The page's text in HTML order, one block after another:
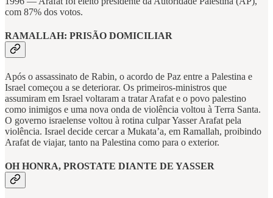
com 87% dos votos.
RAMALLAH: PRISÃO DOMICILIAR
Após o assassinato de Rabin, o acordo de Paz entre a Palestina e
Israel começou a se deteriorar. Os primeiros-ministros que
assumiram em Israel voltaram a tratar Arafat e o povo palestino
como inimigos e uma nova onda de violência voltou à Terra Santa.
O governo israelense voltou à rotina culpar Yasser Arafat pela
violência. Israel decide cercar a Mukata’a, em Ramallah, proibindo
Arafat de viajar, tanto na Palestina como para o exterior.
OH HONRA, PROSTATE DIANTE DE YASSER